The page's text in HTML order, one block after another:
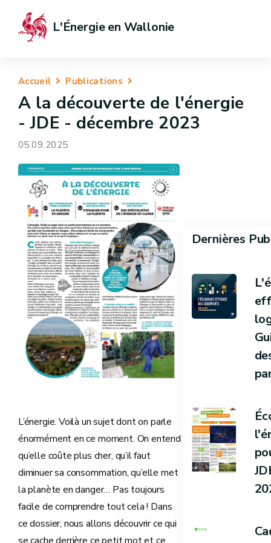
L'Énergie en Wallonie
Accueil Publications
A la découverte de l'énergie
- JDE - décembre 2023
05.09.2025
L’énergie. Voilà un sujet dont on parle
énormément en ce moment. On entend
qu’elle coûte plus cher, qu’il faut
diminuer sa consommation, qu’elle met
la planète en danger… Pas toujours
facile de comprendre tout cela ! Dans
ce dossier, nous allons découvrir ce qui
Dernières